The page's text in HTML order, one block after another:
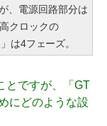
、電源回路部分は
クロックの
は4フェーズ。
とですが、「GT
にどのような設